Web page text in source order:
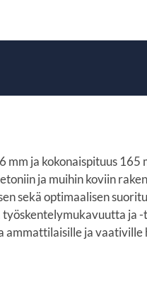
ja kokonaispituus 165
ja muihin koviin
sekä optimaalisen
ja
ammattilaisille ja